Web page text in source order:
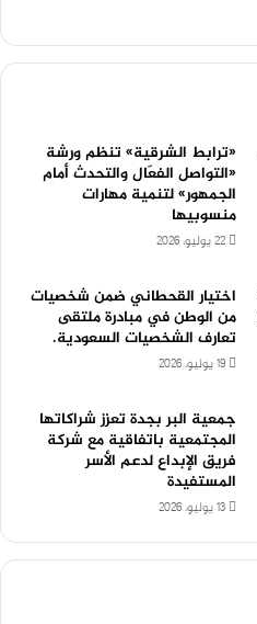
«ترابط الشرقية» تنظم ورشة
«التواصل الفعّال والتحدث أمام
الجمهور» لتنمية مهارات
منسوبيها
22 يوليو، 2026
اختيار القحطاني ضمن شخصيات
من الوطن في مبادرة ملتقى
تعارف الشخصيات السعودية.
19 يوليو، 2026
جمعية البر بجدة تعزز شراكاتها
المجتمعية باتفاقية مع شركة
فريق الإبداع لدعم الأسر
المستفيدة
13 يوليو، 2026